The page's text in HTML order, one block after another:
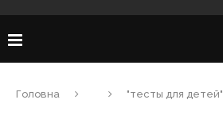
Головна "тесты для детей"